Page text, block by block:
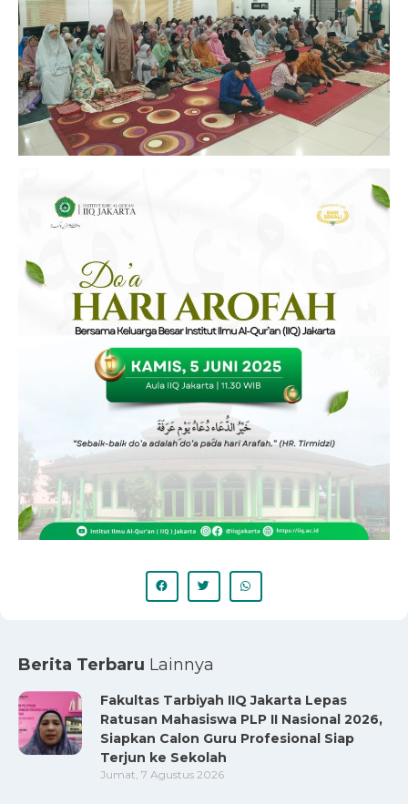
Berita Terbaru Lainnya
Fakultas Tarbiyah IIQ Jakarta Lepas
Ratusan Mahasiswa PLP II Nasional 2026,
Siapkan Calon Guru Profesional Siap
Terjun ke Sekolah
Jumat, 7 Agustus 2026